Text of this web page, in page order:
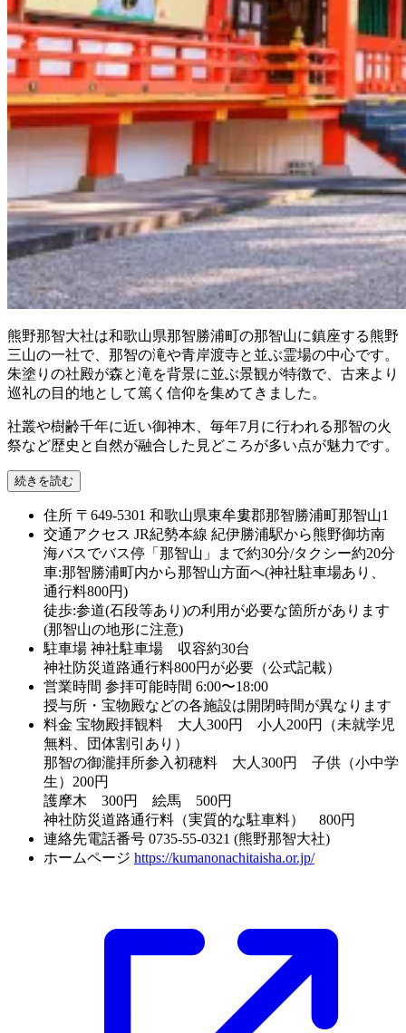
熊野那智大社は和歌山県那智勝浦町の那智山に鎮座する熊野
三山の一社で、那智の滝や青岸渡寺と並ぶ霊場の中心です。
朱塗りの社殿が森と滝を背景に並ぶ景観が特徴で、古来より
巡礼の目的地として篤く信仰を集めてきました。
社叢や樹齢千年に近い御神木、毎年7月に行われる那智の火
祭など歴史と自然が融合した見どころが多い点が魅力です。
続きを読む
住所 〒649-5301 和歌山県東牟婁郡那智勝浦町那智山1
交通アクセス JR紀勢本線 紀伊勝浦駅から熊野御坊南
海バスでバス停「那智山」まで約30分/タクシー約20分
車:那智勝浦町内から那智山方面へ(神社駐車場あり、
通行料800円)
徒歩:参道(石段等あり)の利用が必要な箇所があります
(那智山の地形に注意)
駐車場 神社駐車場 収容約30台
神社防災道路通行料800円が必要（公式記載）
営業時間 参拝可能時間 6:00〜18:00
授与所・宝物殿などの各施設は開閉時間が異なります
料金 宝物殿拝観料 大人300円 小人200円（未就学児
無料、団体割引あり）
那智の御瀧拝所参入初穂料 大人300円 子供（小中学
生）200円
護摩木 300円 絵馬 500円
神社防災道路通行料（実質的な駐車料） 800円
連絡先電話番号 0735-55-0321 (熊野那智大社)
ホームページ https://kumanonachitaisha.or.jp/